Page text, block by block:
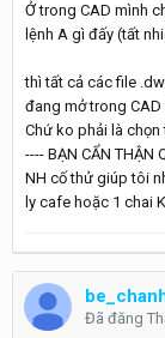
Ở trong CAD mình
lệnh A gì đấy (tất
thì tất cả các file
đang mở trong
Chứ ko phải là
---- BẠN CẨN THẬN
NH cố thử giúp tôi
ly cafe hoặc 1 chai
Đã đăng